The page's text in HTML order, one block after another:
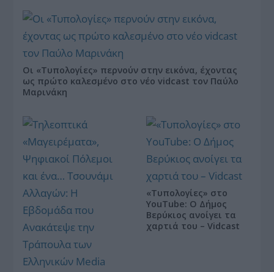
Οι «Τυπολογίες» περνούν στην εικόνα, έχοντας
ως πρώτο καλεσμένο στο νέο vidcast τον Παύλο
Μαρινάκη
«Τυπολογίες» στο
YouTube: Ο Δήμος
Βερύκιος ανοίγει τα
χαρτιά του – Vidcast